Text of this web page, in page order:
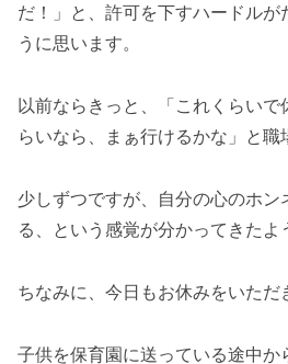
だ！」と、許可を下すハードルが
うに思います。
以前ならきっと、「これくらいで
らいなら、まぁ行けるかな」と職
少しずつですが、自分の心のホン
る、という感覚が分かってきたよ
ちなみに、今日もお休みをいただ
子供を保育園に送っている途中